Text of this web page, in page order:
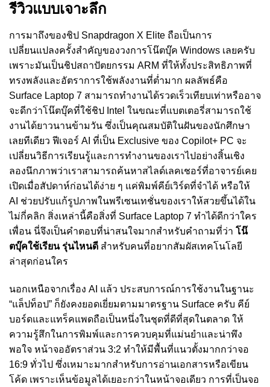
รีวิวแบบเจาะลึก
การมาถึงของชิป Snapdragon X Elite ถือเป็นการ
เปลี่ยนแปลงครั้งสำคัญของวงการโน๊ตบุ๊ค Windows เลยครับ
เพราะมันเป็นชิปสถาปัตยกรรม ARM ที่ให้ทั้งประสิทธิภาพที่
ทรงพลังและอัตราการใช้พลังงานที่ต่ำมาก ผลลัพธ์คือ
Surface Laptop 7 สามารถทำงานได้รวดเร็วเทียบเท่าหรืออาจ
จะดีกว่าโน๊ตบุ๊คที่ใช้ชิป Intel ในขณะที่แบตเตอรี่สามารถใช้
งานได้ยาวนานข้ามวัน ซึ่งเป็นคุณสมบัติในฝันของนักศึกษา
เลยทีเดียว ฟีเจอร์ AI ที่เป็น Exclusive ของ Copilot+ PC จะ
เปลี่ยนวิธีการเรียนรู้และการทำงานของเราไปอย่างสิ้นเชิง
ลองนึกภาพว่าเราสามารถค้นหาสไลด์เลคเชอร์ที่อาจารย์เคย
เปิดเมื่อสัปดาห์ก่อนได้ง่าย ๆ แค่พิมพ์คีย์เวิร์ดที่จำได้ หรือให้
AI ช่วยปรับแก้รูปภาพในพรีเซนเทชั่นของเราให้สวยขึ้นได้ใน
ไม่กี่คลิก สิ่งเหล่านี้คือสิ่งที่ Surface Laptop 7 ทำได้ดีกว่าใคร
เพื่อน นี่จึงเป็นคำตอบที่น่าสนใจมากสำหรับคำถามที่ว่า โน๊
ตบุ๊คใช้เรียน รุ่นไหนดี สำหรับคนที่อยากสัมผัสเทคโนโลยี
ล่าสุดก่อนใคร
นอกเหนือจากเรื่อง AI แล้ว ประสบการณ์การใช้งานในฐานะ
“แล็ปท็อป” ก็ยังคงยอดเยี่ยมตามมาตรฐาน Surface ครับ คีย์
บอร์ดและแทร็คแพดถือเป็นหนึ่งในชุดที่ดีที่สุดในตลาด ให้
ความรู้สึกในการพิมพ์และการควบคุมที่แม่นยำและน่าพึง
พอใจ หน้าจออัตราส่วน 3:2 ทำให้มีพื้นที่แนวตั้งมากกว่าจอ
16:9 ทั่วไป ซึ่งเหมาะมากสำหรับการอ่านเอกสารหรือเขียน
โค้ด เพราะเห็นข้อมูลได้เยอะกว่าในหน้าจอเดียว การที่เป็นจอ